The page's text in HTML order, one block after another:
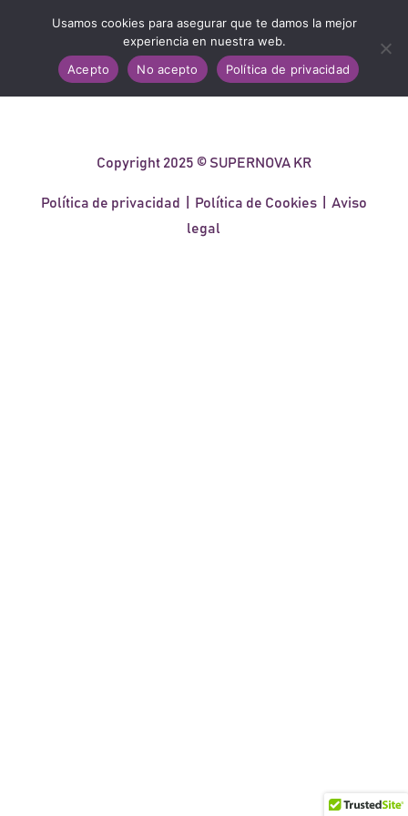
Copyright 2025 © SUPERNOVA KR
Política de privacidad Política de Cookies| Aviso
legal
Usamos cookies para asegurar que te damos la mejor
experiencia en nuestra web.
Acepto
No acepto Política de privacidad